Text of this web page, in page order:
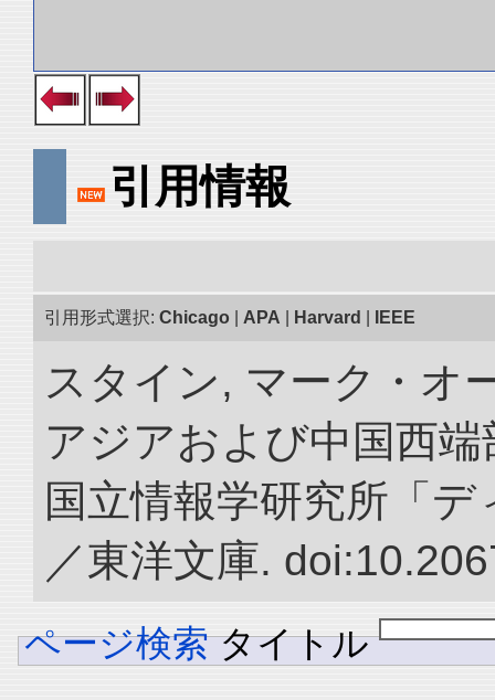
引用情報
引用形式選択: Chicago APA Harvard IEEE
スタイン, マーク・オ
アジアおよび中国西
国立情報学研究所「
／東洋文庫.
ページ検索 タイトル